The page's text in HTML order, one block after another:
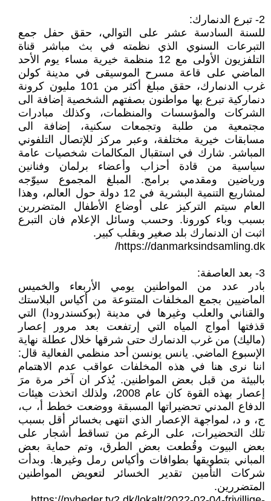
2- تبرع الدنمارك:
للسنة السادسة عشر على التوالي، حقق حفل جمع
التبرعات السنوي الذي نظمته في بث مباشر قناة
التلفزيون الأولى مع 12 منظمة خيرية مساء يوم الأحد
الماضي على قاعة مسرح الموسيقى في مدينة كولن
غرب الدنمارك، حقق مبلغ أكثر من 101 مليون كرونة
دنماركية تبرع بها مواطنون بصفتهم الشخصية إضافة الى
الشركات والمؤسسات والمنظمات، وكذلك مبادرات
مجتمعية من طلبة وتجمعات سكنية، إضافة الى
مسابقات خيرية مختلفة، وعبر مركز للإتصال التلفوني
المباشر. شارك في استقبال المكالمات شخصيات عامة
سياسية من قادة أحزاب وأعضاء برلمان وفنانين
ورياضين ومقدمي برامج. المبلغ المجموع سيوّجه
لمشاريع التنمية البشرية في 12 دولة حول العالم، وهذا
العام سيتم التركيز على أوضاع الأطفال المتضررين
بسبب وباء كورونا. وحسب وسائل الإعلام فان التبرع
اثبت ان الدنمارك بلد صغير وبقلب كبير.
https://danmarksindsamling.dk/
3- بعد العاصفة:
بادر عدد من المواطنين يومي الأربعاء والخميس
الماضيين بجمع المخلفات المتنوعة من أكياس البلاستك
والقناني والعلب وغيرها في مدينة (بوكسندرودا) التي
قذفتها أمواج المياه التي إرتفعت بعد مرور إعصار
(ماليك) من غرب الدنمارك حتى شرقها خلال عطلة نهاية
الإسبوع الماضي. يانس يونسن أحد منظمي الفعالية قال:
اننا نرى هنا في هذه المخلفات عواقب عدم الاهتمام
بالبيئة من قبل بعض المواطنين. يُذكر ان آخر مرة مرَ
إعصار بهذه القوة كان عام 2008، ولذلك اتخذت هيئات
الدفاع المدني تحضيراتها المسبقة ووضعت خطط أ، ب،
ج، و د، لمواجهة الإعصار الذي انتهى بخسائر أقل بسبب
تلك التحضيرات، على الرغم من تساقط أشجار على
بعض البيوت وقُطعت بعض الطرق، وتم حماية بعض
المباني بتطويقها بطوافات وأكياس رمل وغيرها. وبدأت
شركات التأمين تقدير الخسائر لتعويض المواطنين
المتضررين.